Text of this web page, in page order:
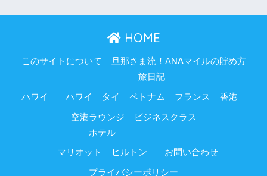
HOME
このサイトについて 旦那さま流！ANAマイルの貯め方
ハワイ
旅日記
ハワイ タイ ベトナム フランス 香港
空港ラウンジ
ビジネスクラス
ホテル
マリオット ヒルトン お問い合わせ
プライバシーポリシー